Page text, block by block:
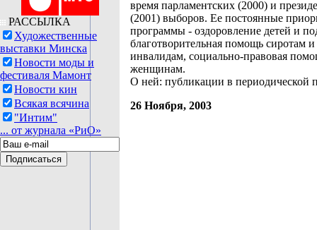
РАССЫЛКА
Художественные
выставки Минска
Новости моды и
фестиваля Мамонт
Новости кин
Всякая всячина
"Интим"
... от журнала «РиО»
время парламентских (2000) и
(2001) выборов. Ее постоянные
программы - оздоровление детей и
благотворительная помощь сиротам и
инвалидам, социально-правовая
женщинам.
О ней: публикации в периодической
26 Ноября, 2003